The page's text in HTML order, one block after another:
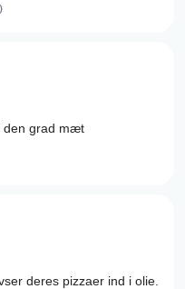
den grad mæt
deres pizzaer ind i olie.